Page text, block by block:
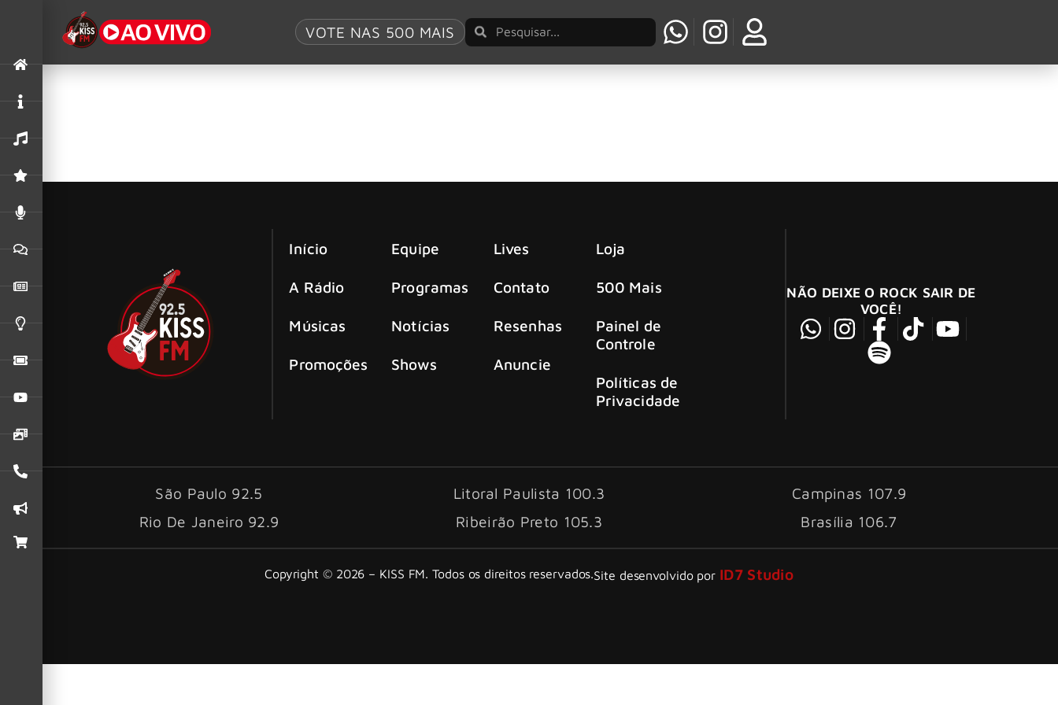
VOTE NAS 500 MAIS
Tag:Big Finish
Início
A Rádio
Músicas
Promoções
Equipe
Programas
Notícias
Shows
Lives
Contato
Resenhas
Anuncie
Loja
500 Mais
Painel de
Controle
Políticas de
Privacidade
NÃO DEIXE O ROCK SAIR DE
VOCÊ!
São Paulo 92.5 Litoral Paulista 100.3
Campinas 107.9
Rio De Janeiro 92.9
Ribeirão Preto 105.3 Brasília 106.7
Copyright © 2026 – KISS FM. Todos os direitos reservados.Site desenvolvido por ID7 Studio